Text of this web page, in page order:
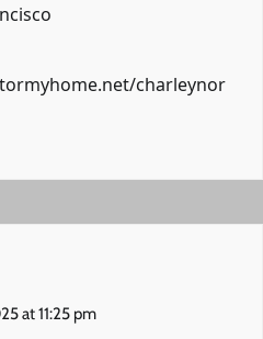
charleynor
at 11:25 pm